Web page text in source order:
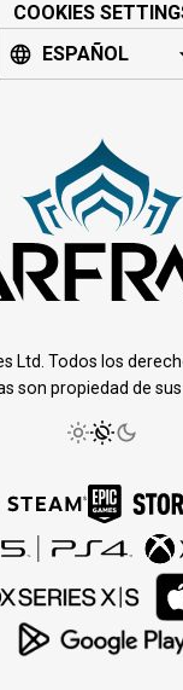
COOKIES
ESPAÑOL
Ltd. Todos los
son propiedad de